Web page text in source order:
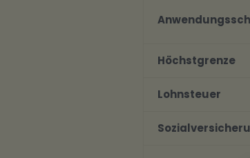
Höchstgrenze
Lohnsteuer